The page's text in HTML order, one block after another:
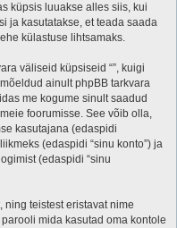
küpsis luuakse alles siis, kui
ja kasutatakse, et teada saada
külastuse lihtsamaks.
väliseid küpsiseid “”, kuigi
ainult phpBB tarkvara
me kogume sinult saadud
foorumisse. See võib olla,
kasutajana (edaspidi
(edaspidi “sinu konto”) ja
(edaspidi “sinu
teistest eristavat nime
mida kasutad oma kontole